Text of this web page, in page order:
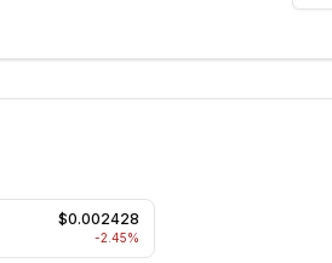
$0.002428
-2.45%